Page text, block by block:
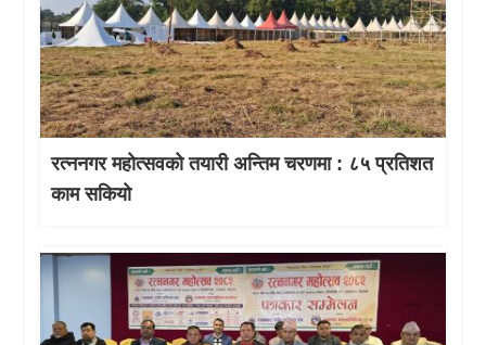
रत्ननगर महोत्सवको तयारी अन्तिम चरणमा : ८५ प्रतिशत
काम सकियो